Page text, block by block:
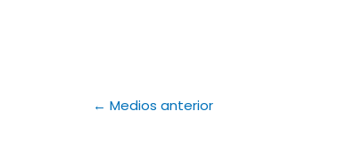
← Medios anterior